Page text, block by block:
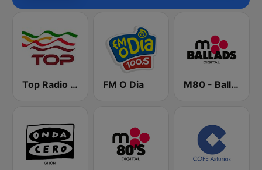
Top Radio | España FM O Dia M80 - Ballads